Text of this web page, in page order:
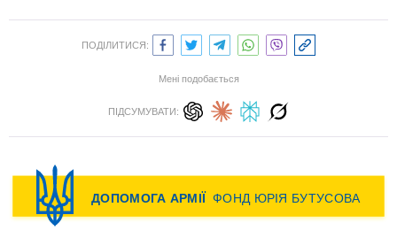
ПОДІЛИТИСЯ:
Мені подобається
ПІДСУМУВАТИ: